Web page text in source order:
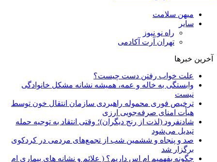
میهن سلامت
سایر
راه نو نیوز
تهران آرت آکادمی
آخرین خبرها
علت خواب رفتن دست چیست؟
وابستگی به خاله و عمه، همیشه نشانه مشکل خانوادگی
نیست
ترخیص فوری محموله راهبردی سازمان انتقال خون توسط
هیأت امنای صرفه‌جویی ارزی
شادنفرود (لذت از رنج دیگران)؛ وقتی انتقاد به توجیه حمله
تبدیل می‌شود
صد و پنجاه‌ و ششمین شب از تجمع‌های مردمی در کردکوی
برگزار شد
چگونه بفهمیم ام اس داریم؟ ( علائم و نشانه های بیماری ام